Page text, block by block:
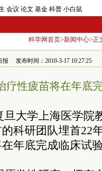
会议 论文 基金 科普 小白鼠
科学网首页>新闻中心>正
发布时间：2010-3-17 10:27:25
疗性疲苗将在年底
旦大学上海医学院
科研团队埋首22
年底完成临床试